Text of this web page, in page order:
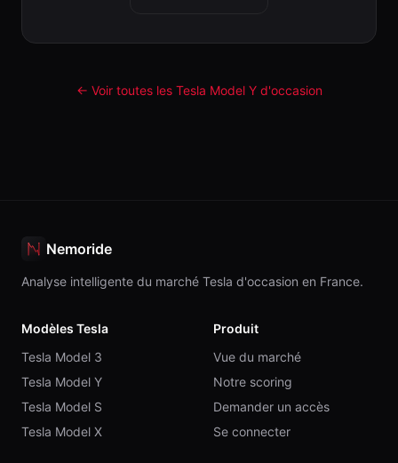
← Voir toutes les Tesla Model Yd'occasion
Nemoride
Analyse intelligente du marché Tesla d'occasion en France.
Modèles Tesla
Tesla Model 3
Tesla Model Y
Tesla Model S
Tesla Model X
Produit
Vue du marché
Notre scoring
Demander un accès
Se connecter